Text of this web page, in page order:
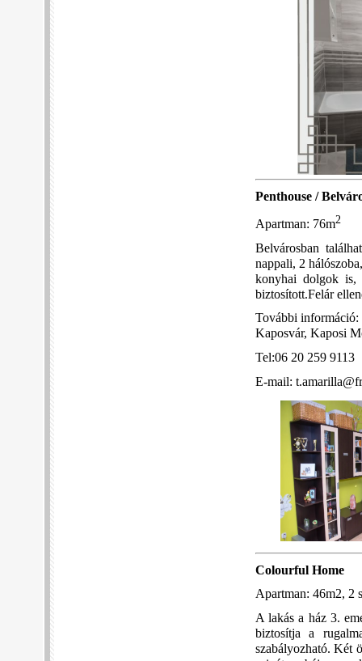
Penthouse /
Apartman: 76m2
Belvárosban
nappali, 2
konyhai dolgok is,
biztosított.Felár
További információ:
Kaposvár, Kaposi
Tel:06 20 259 9113
E-mail:
Colourful Home
Apartman: 46m2, 2
A lakás a ház 3.
biztosítja a
szabályozható. Két